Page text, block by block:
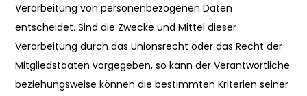
Verarbeitung von personenbezogenen Daten
entscheidet. Sind die Zwecke und Mittel dieser
Verarbeitung durch das Unionsrecht oder das Recht der
Mitgliedstaaten vorgegeben, so kann der Verantwortliche
beziehungsweise können die bestimmten Kriterien seiner